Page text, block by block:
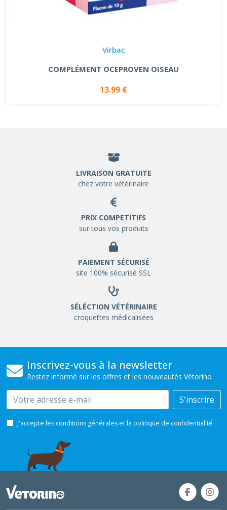
Virbac
COMPLÉMENT OCEPROVEN OISEAU
13.99 €
LIVRAISON GRATUITE
chez votre vétérinaire
PRIX COMPETITIFS
sur tous vos produits
PAIEMENT SÉCURISÉ
site 100% sécurisé SSL
SÉLÉCTION VÉTÉRINAIRE
croquettes médicalisées
Inscrivez-vous à la newsletter
Restez informé sur les offres et les nouveautés Vétorino
Email S'inscrire
J'accepte les conditions générales et la politique de confidentialité